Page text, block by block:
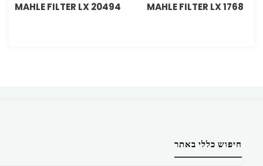
MAHLE FILTER LX 1768
MAHLE FILTER LX 20494
חיפוש כללי באתר